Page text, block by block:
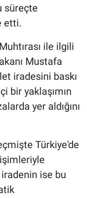
süreçte
etti.
ile ilgili
Mustafa
iradesini baskı
bir yaklaşımın
yer aldığını
Türkiye'de
ise bu